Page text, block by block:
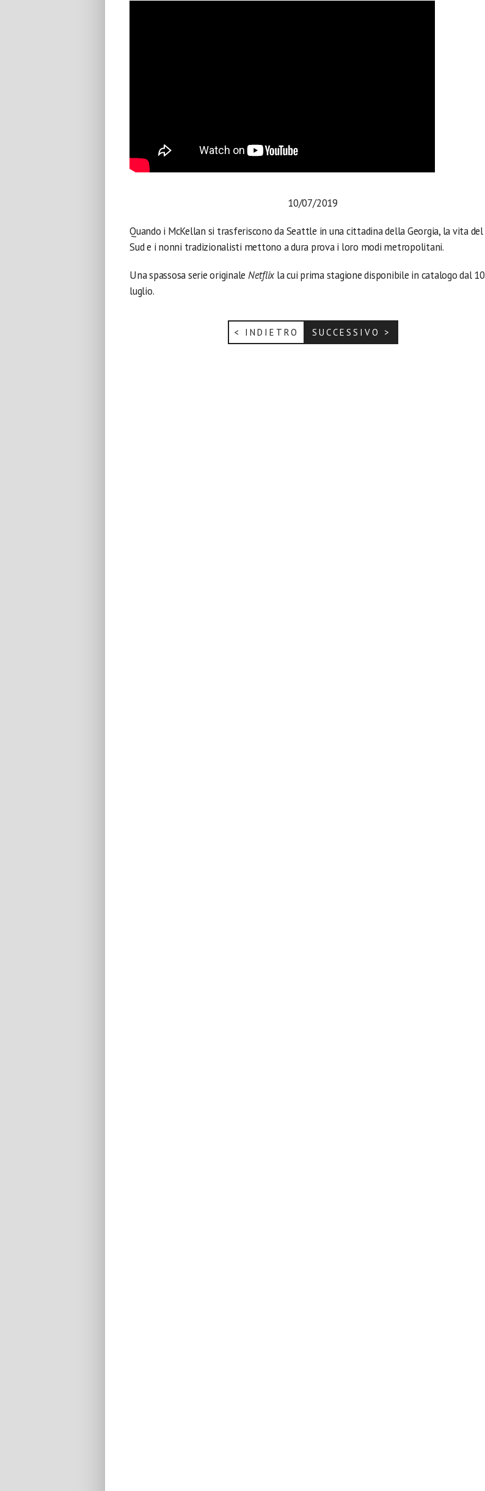
10/07/2019
Quando i McKellan si trasferiscono da Seattle in una cittadina della Georgia, la vita del
Sud e i nonni tradizionalisti mettono a dura prova i loro modi metropolitani.
Una spassosa serie originale Netflixla cui prima stagione disponibile in catalogo dal 10
luglio.
< INDIETRO SUCCESSIVO >